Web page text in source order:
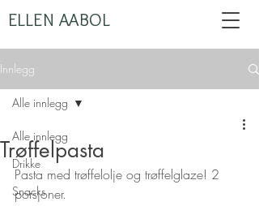
ELLEN AABOL
Innlegg
Alle innlegg
Drikke
Snacks
Alle innlegg
Trøffelpasta
Pasta med trøffelolje og trøffelglaze! 2
porsjoner.